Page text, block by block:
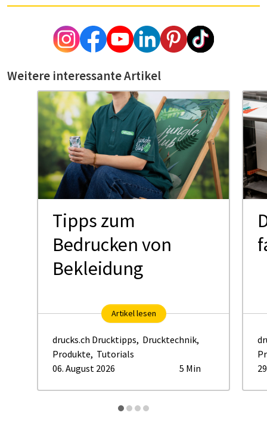
Weitere interessante Artikel
Tipps zum
Bedrucken von
Bekleidung
Artikel lesen
drucks.ch Drucktipps, Drucktechnik,
Produkte, Tutorials
06. August 2026
5 Min